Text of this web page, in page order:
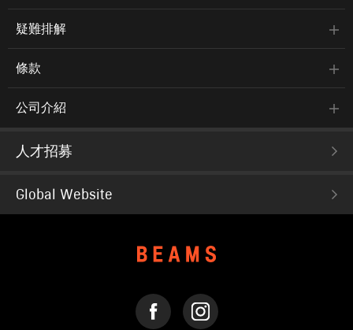
疑難排解
條款
公司介紹
人才招募
Global Website